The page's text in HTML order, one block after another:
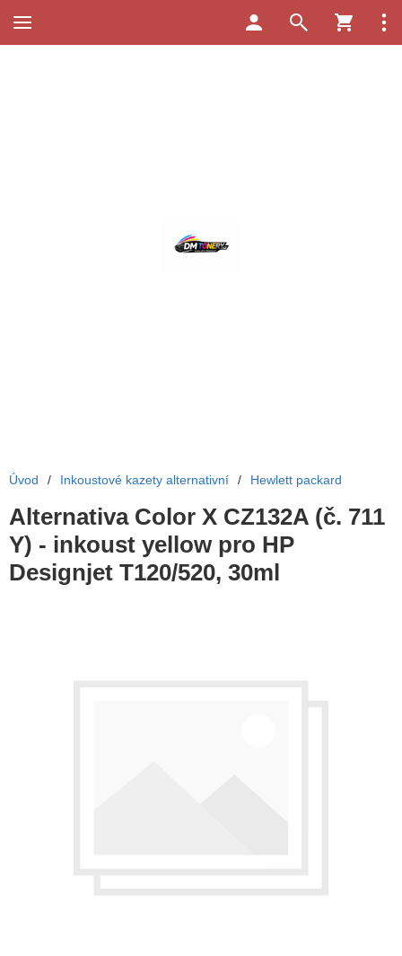
Úvod / Inkoustové kazety alternativní / Hewlett packard
Alternativa Color X CZ132A (č. 711
Y) - inkoust yellow pro HP
Designjet T120/520, 30ml